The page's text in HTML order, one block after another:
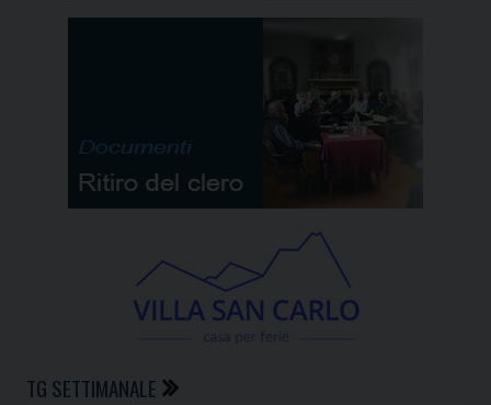
TG SETTIMANALE